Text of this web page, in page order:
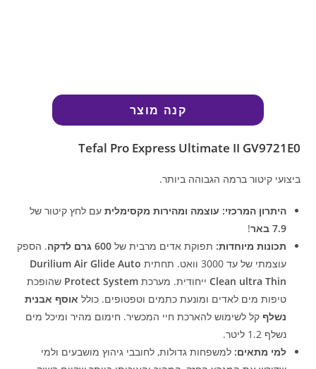
קנה מוצר
Tefal Pro Express Ultimate II GV9721E0
ביצועי קיטור ברמה הגבוהה ביותר.
היתרון המרכזי: עוצמה ומהירות מקסימלית עם לחץ קיטור של
7.9 באר
!
תכונות מיוחדות: תפוקת אדים מרבית של600 גרם לדקה
. הספק
עוצמתי של עד 3000 וואט. תחתית
Durilium Air Glide Auto
Clean ultra Thin ייחודית. מערכתProtect System שהופכת
טיפות מים לאדים ומונעת כתמים וטפטופים. כולל אוסף אבנית
נשלף קל לשימוש להארכת חיי המכשיר. חימום מהיר ומיכל מים
נשלף 1.2 ליטר.
למי מתאים: למשפחות גדולות, לחובבי גיהוץ מושבעים ולמי